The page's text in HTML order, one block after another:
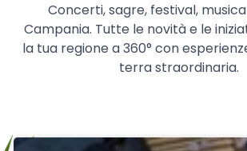
Concerti, sagre, festival,
Campania. Tutte le novità e le
la tua regione a 360° con
terra straordinaria.